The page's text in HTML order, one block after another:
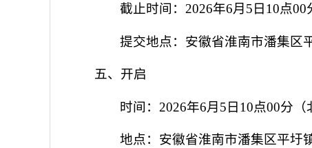
截止时间：2026年6月5日10点00
提交地点： 安徽省淮南市潘集区
五、开启
时间： 2026年6月5日10点00分
地点： 安徽省淮南市潘集区平圩